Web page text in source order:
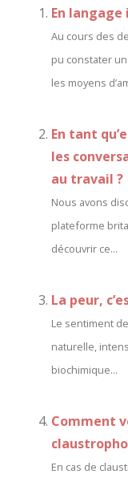
En
Au cours des
pu constater
les moyens
En tant
les
au travail ?
Nous avons
plateforme
découvrir ce...
La peur,
Le sentiment
naturelle,
biochimique...
Comment
En cas de